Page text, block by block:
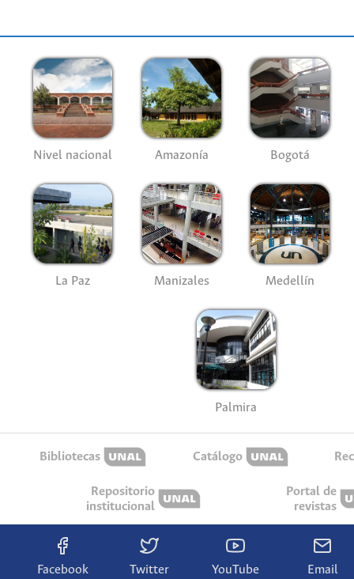
Nivel nacional Amazonía Bogotá
La Paz Manizales Medellín
Palmira
Bibliotecas Catálogo
Repositorio
institucional
Portal de
revistas
Facebook Twitter YouTube Email